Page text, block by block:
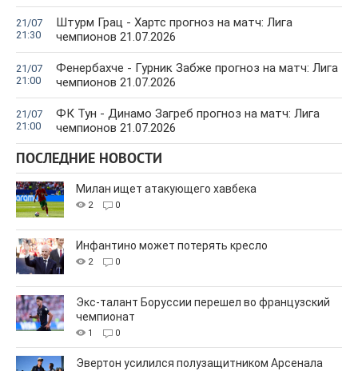
21/07
21:30
Штурм Грац - Хартс прогноз на матч: Лига
чемпионов 21.07.2026
21/07
21:00
Фенербахче - Гурник Забже прогноз на матч: Лига
чемпионов 21.07.2026
21/07
21:00
ФК Тун - Динамо Загреб прогноз на матч: Лига
чемпионов 21.07.2026
ПОСЛЕДНИЕ НОВОСТИ
Милан ищет атакующего хавбека
2 0
Инфантино может потерять кресло
2 0
Экс-талант Боруссии перешел во французский
чемпионат
1 0
Эвертон усилился полузащитником Арсенала